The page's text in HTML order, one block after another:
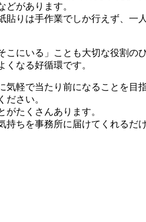
があります。
りは手作業でしか行えず、一
にいる」ことも大切な役割
なる好循環です。
軽で当たり前になることを目
ださい。
たくさんあります。
ちを事務所に届けてくれるだ